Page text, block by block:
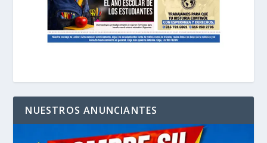
NUESTROS ANUNCIANTES